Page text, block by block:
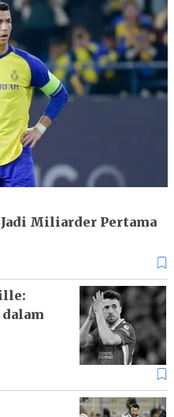
Miliarder Pertama
dalam